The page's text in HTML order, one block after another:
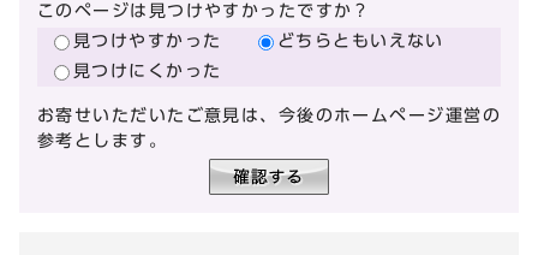
このページは見つけやすかったですか？
見つけやすかった
どちらともいえない
見つけにくかった
お寄せいただいたご意見は、今後のホームページ運営の
参考とします。